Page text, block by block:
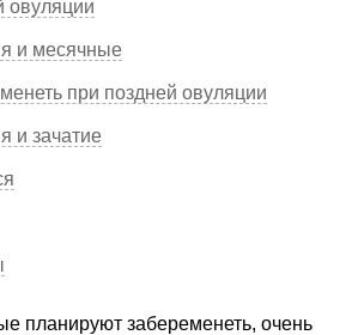
овуляции
и месячные
при поздней овуляции
и зачатие
планируют забеременеть, очень